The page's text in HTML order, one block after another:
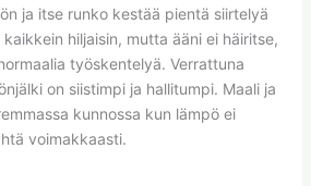
ja itse runko kestää pientä siirtelyä
hiljaisin, mutta ääni ei häiritse,
työskentelyä. Verrattuna
on siistimpi ja hallitumpi. Maali ja
kunnossa kun lämpö ei
voimakkaasti.